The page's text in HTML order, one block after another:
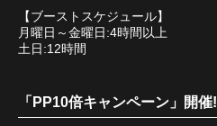
【ブーストスケジュール】
月曜日～金曜日:4時間以上
土日:12時間
「PP10倍キャンペーン」開催!